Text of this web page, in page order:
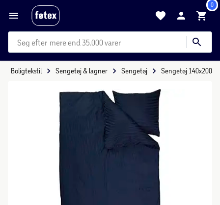
0
mere end 35.000 varer
Boligtekstil Sengetøj & lagner Sengetøj Sengetøj 140x200